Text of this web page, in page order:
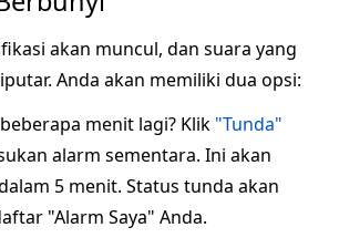
akan muncul, dan suara yang
Anda akan memiliki dua opsi:
menit lagi? Klik "Tunda"
alarm sementara. Ini akan
5 menit. Status tunda akan
"Alarm Saya" Anda.